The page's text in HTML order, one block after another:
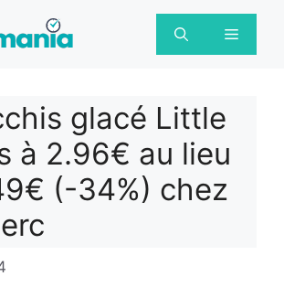
Menu
glacé Little
à 2.96€ au lieu
(-34%) chez